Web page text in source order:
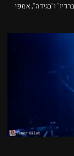
ו"בגידה", אמפי